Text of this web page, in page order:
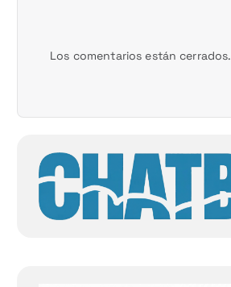
Los comentarios están cerrados.